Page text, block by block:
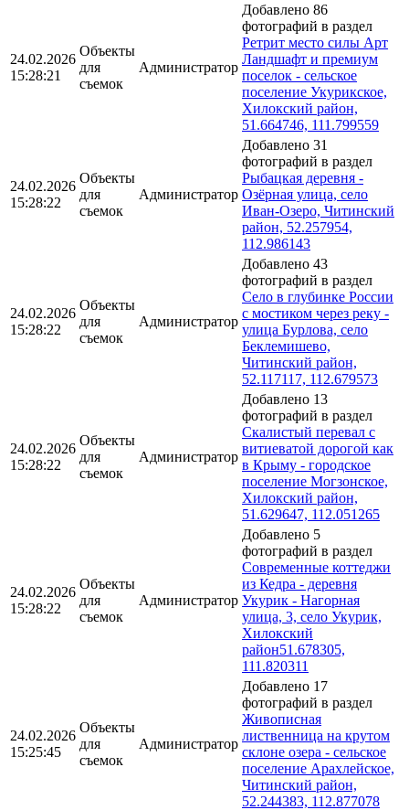
24.02.2026
15:28:21
Объекты
для
съемок
Администратор
Добавлено 86
фотографий в раздел
Ретрит место силы Арт
Ландшафт и премиум
поселок - сельское
поселение Укурикское,
Хилокский район,
51.664746, 111.799559
24.02.2026
15:28:22
Объекты
для
съемок
Администратор
Добавлено 31
фотографий в раздел
Рыбацкая деревня -
Озёрная улица, село
Иван-Озеро, Читинский
район, 52.257954,
112.986143
24.02.2026
15:28:22
Объекты
для
съемок
Администратор
Добавлено 43
фотографий в раздел
Село в глубинке России
с мостиком через реку -
улица Бурлова, село
Беклемишево,
Читинский район,
52.117117, 112.679573
24.02.2026
15:28:22
Объекты
для
съемок
Администратор
Добавлено 13
фотографий в раздел
Скалистый перевал с
витиеватой дорогой как
в Крыму - городское
поселение Могзонское,
Хилокский район,
51.629647, 112.051265
24.02.2026
15:28:22
Объекты
для
съемок
Администратор
Добавлено 5
фотографий в раздел
Современные коттеджи
из Кедра - деревня
Укурик - Нагорная
улица, 3, село Укурик,
Хилокский
район51.678305,
111.820311
24.02.2026
15:25:45
Объекты
для
съемок
Администратор
Добавлено 17
фотографий в раздел
Живописная
лиственница на крутом
склоне озера - сельское
поселение Арахлейское,
Читинский район,
52.244383, 112.877078